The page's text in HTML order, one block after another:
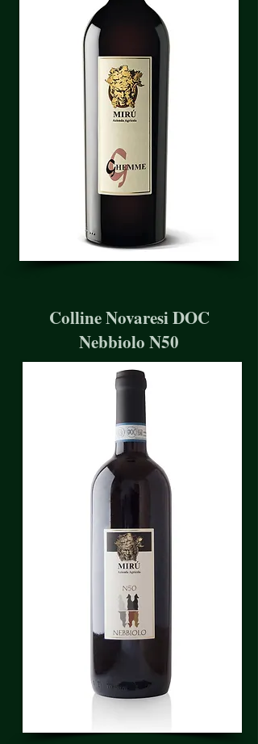
Colline Novaresi DOC
Nebbiolo N50